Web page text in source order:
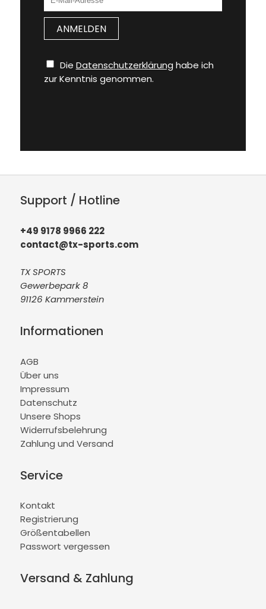
Die Datenschutzerklärung habe ich
zur Kenntnis genommen.
Support / Hotline
+49 9178 9966 222
contact@tx-sports.com
TX SPORTS
Gewerbepark 8
91126 Kammerstein
Informationen
AGB
Über uns
Impressum
Datenschutz
Unsere Shops
Widerrufsbelehrung
Zahlung und Versand
Service
Kontakt
Registrierung
Größentabellen
Passwort vergessen
Versand & Zahlung